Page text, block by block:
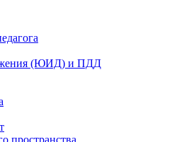
(ЮИД) и ПДД
пространства